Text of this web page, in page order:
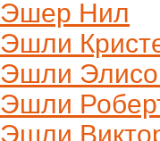
Эшер Нил
Эшли
Эшли
Эшли
Эшли